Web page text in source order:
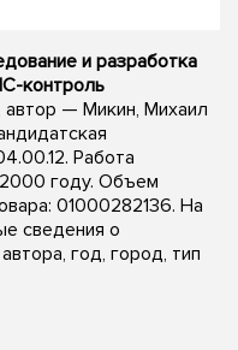
и разработка
контроль
автор — Микин, Михаил
Работа
году. Объем
01000282136. На
сведения о
год, город, тип